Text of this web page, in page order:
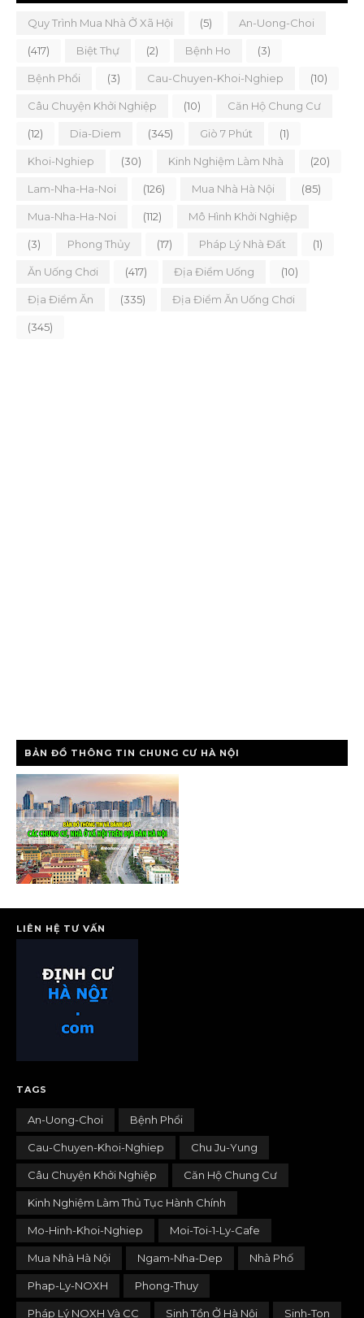
Quy Trình Mua Nhà Ở Xã Hội (5) An-Uong-Choi
(417) Biệt Thự (2) Bệnh Ho (3)
Bệnh Phổi (3) Cau-Chuyen-Khoi-Nghiep (10)
Câu Chuyện Khởi Nghiệp (10) Căn Hộ Chung Cư
(12) Dia-Diem (345) Giò 7 Phút (1)
Khoi-Nghiep (30) Kinh Nghiệm Làm Nhà (20)
Lam-Nha-Ha-Noi (126) Mua Nhà Hà Nội (85)
Mua-Nha-Ha-Noi (112) Mô Hình Khởi Nghiệp
(3) Phong Thủy (17) Pháp Lý Nhà Đất (1)
Ăn Uống Chơi (417) Địa Điểm Uống (10)
Địa Điểm Ăn (335) Địa Điểm Ăn Uống Chơi
(345)
BẢN ĐỒ THÔNG TIN CHUNG CƯ HÀ NỘI
LIÊN HỆ TƯ VẤN
TAGS
An-Uong-Choi Bệnh Phổi
Cau-Chuyen-Khoi-Nghiep Chu Ju-Yung
Câu Chuyện Khởi Nghiệp Căn Hộ Chung Cư
Kinh Nghiệm Làm Thủ Tục Hành Chính
Mo-Hinh-Khoi-Nghiep Moi-Toi-1-Ly-Cafe
Mua Nhà Hà Nội Ngam-Nha-Dep Nhà Phố
Phap-Ly-NOXH Phong-Thuy
Pháp Lý NOXH Và CC Sinh Tồn Ở Hà Nội Sinh-Ton